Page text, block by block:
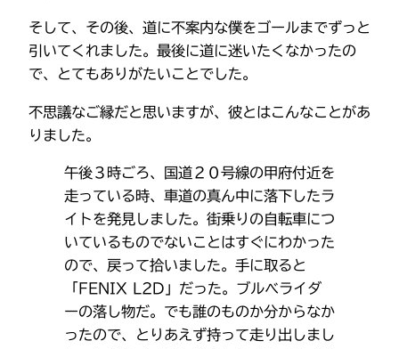
そして、その後、道に不案内な僕をゴールまでずっと
引いてくれました。最後に道に迷いたくなかったの
で、とてもありがたいことでした。
不思議なご縁だと思いますが、彼とはこんなことがあ
りました。
午後３時ごろ、国道２０号線の甲府付近を
走っている時、車道の真ん中に落下したラ
イトを発見しました。街乗りの自転車につ
いているものでないことはすぐにわかった
ので、戻って拾いました。手に取ると
「FENIX L2D」だった。ブルべライダ
ーの落し物だ。でも誰のものか分からなか
ったので、とりあえず持って走り出しまし